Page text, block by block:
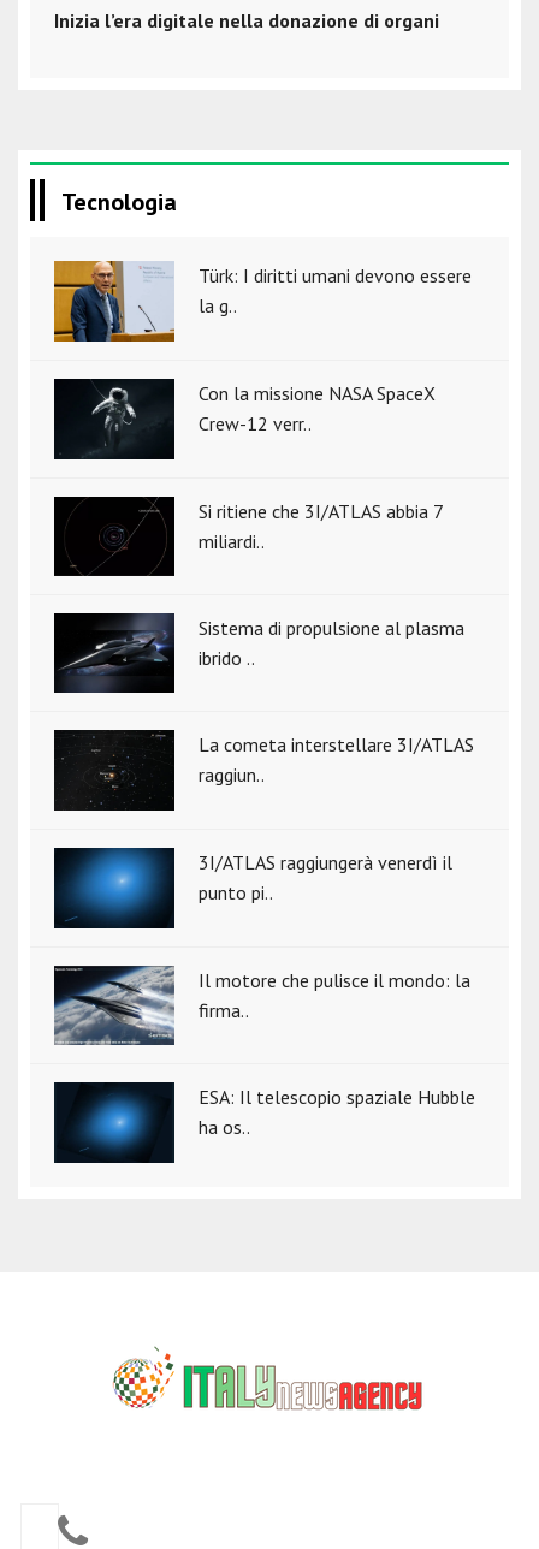
Inizia l’era digitale nella donazione di organi
Tecnologia
Türk: I diritti umani devono essere
la g..
Con la missione NASA SpaceX
Crew-12 verr..
Si ritiene che 3I/ATLAS abbia 7
miliardi..
Sistema di propulsione al plasma
ibrido ..
La cometa interstellare 3I/ATLAS
raggiun..
3I/ATLAS raggiungerà venerdì il
punto pi..
Il motore che pulisce il mondo: la
firma..
ESA: Il telescopio spaziale Hubble
ha os..